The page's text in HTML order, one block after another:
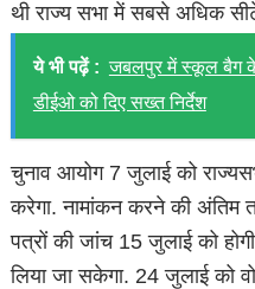
थी राज्य सभा में सबसे अधिक
ये भी पढ़ें : जबलपुर में स्कूल बैग
डीईओ को दिए सख्त निर्देश
चुनाव आयोग 7 जुलाई को
करेगा. नामांकन करने की अंतिम
पत्रों की जांच 15 जुलाई को
लिया जा सकेगा. 24 जुलाई को